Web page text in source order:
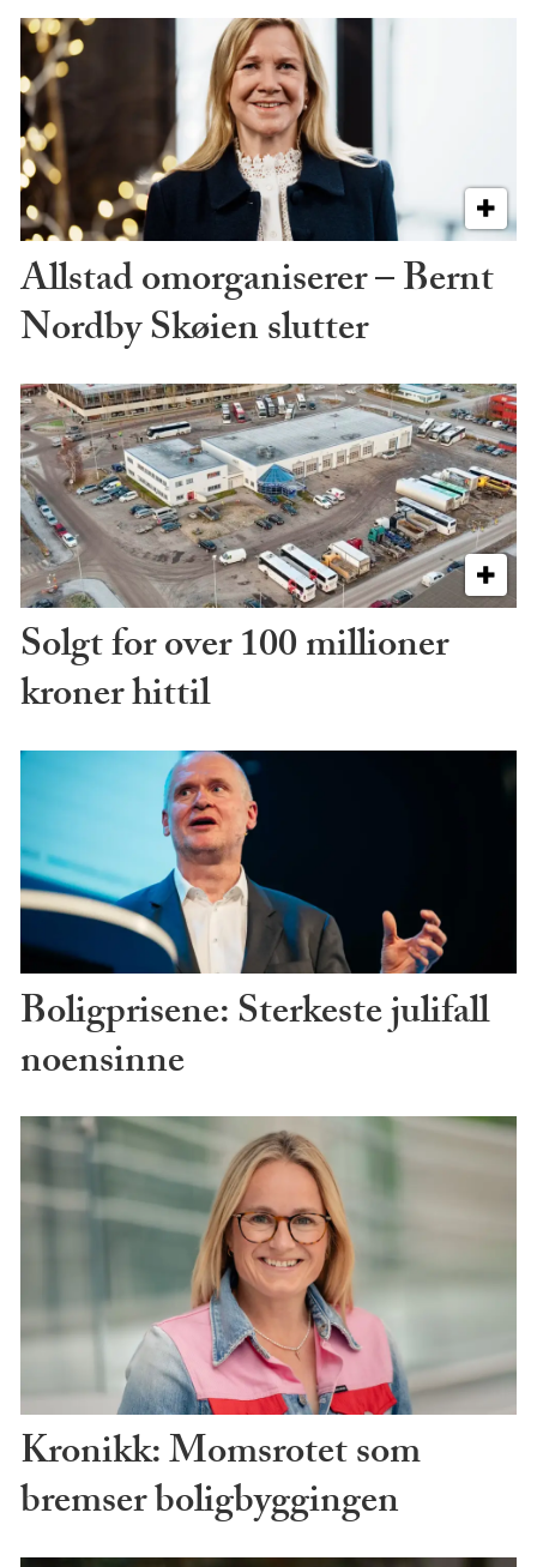
Allstad omorganiserer – Bernt
Nordby Skøien slutter
Solgt for over 100 millioner
kroner hittil
Boligprisene: Sterkeste julifall
noensinne
Kronikk: Momsrotet som
bremser boligbyggingen